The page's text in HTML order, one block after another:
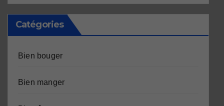
Catégories
Bien bouger
Bien manger